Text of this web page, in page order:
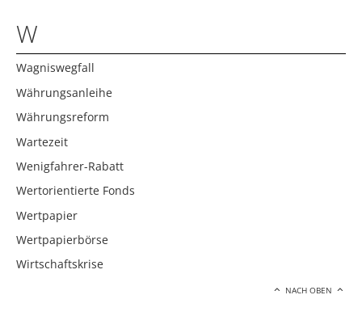
W
Wagniswegfall
Währungsanleihe
Währungsreform
Wartezeit
Wenigfahrer-Rabatt
Wertorientierte Fonds
Wertpapier
Wertpapierbörse
Wirtschaftskrise
NACH OBEN